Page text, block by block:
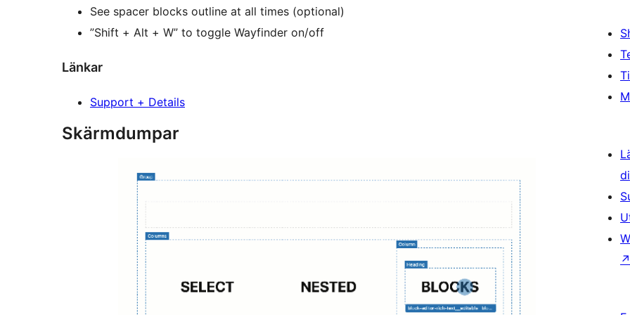
See spacer blocks outline at all times (optional)
”Shift + Alt + W” to toggle Wayfinder on/off
Länkar
Support + Details
Skärmdumpar
↗